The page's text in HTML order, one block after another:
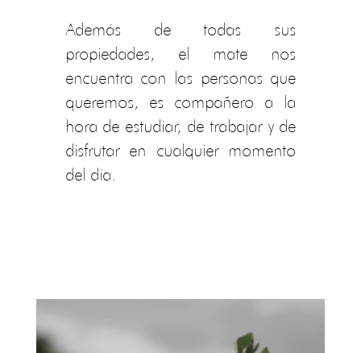
Además de todas sus
propiedades, el mate nos
encuentra con las personas que
queremos, es compañero a la
hora de estudiar, de trabajar y de
disfrutar en cualquier momento
del día.